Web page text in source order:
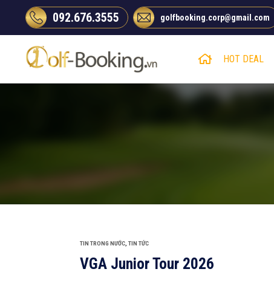
Chuyển
nội
092.676.3555 golfbooking.corp@gmail.com
HOT DEAL
TIN TRONG NƯỚC TIN TỨC
VGA Junior Tour 2026